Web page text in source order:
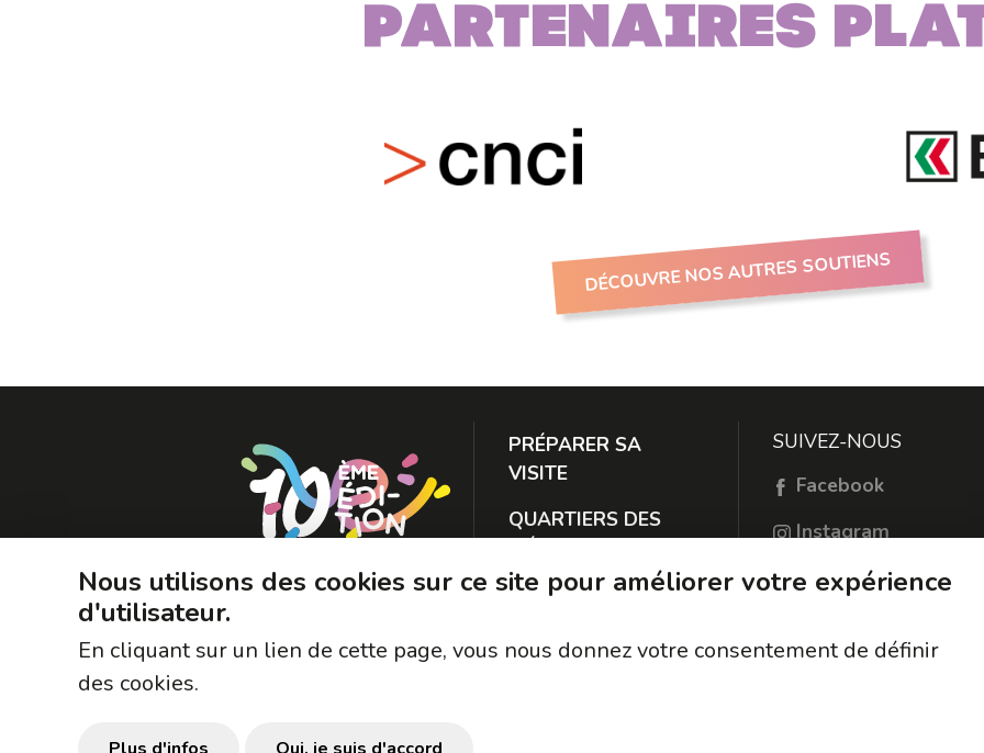
Partenaires
DÉCOUVRE NOS AUTRES SOUTIENS
PRÉPARER SA
VISITE
QUARTIERS DES
À PROPOS
RESTER EN
SUIVEZ-NOUS
Facebook
Instagram
TikTok
Nous utilisons des cookies sur ce site pour améliorer votre expérience
d'utilisateur.
En cliquant sur un lien de cette page, vous nous donnez votre consentement de définir
des cookies.